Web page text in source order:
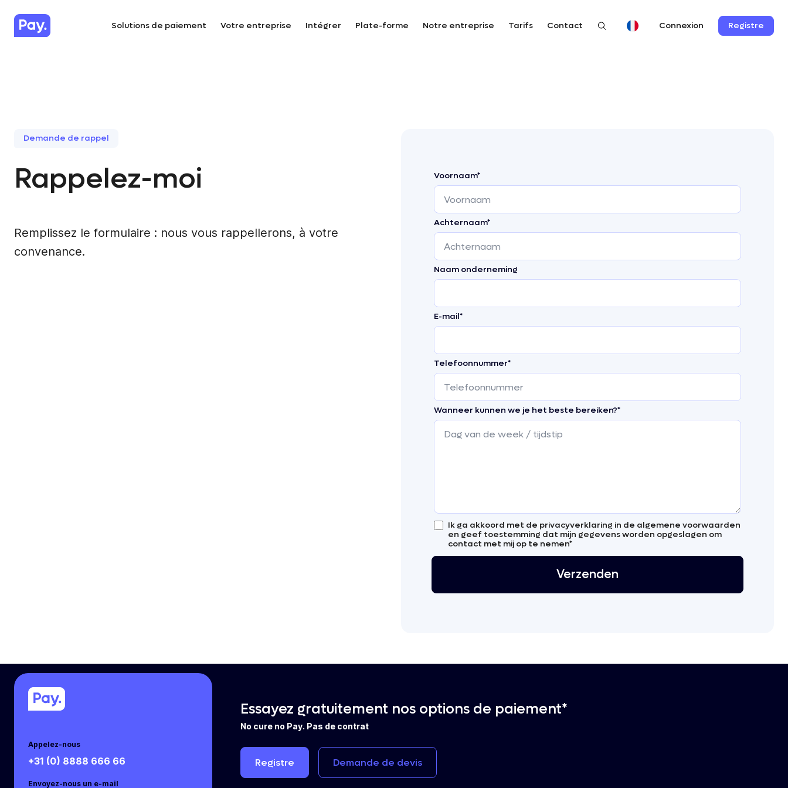
Solutions de paiement Votre entreprise Intégrer Plate-forme Notre entreprise Tarifs Contact Connexion Registre
Demande de rappel
Rappelez-moi
Remplissez le formulaire : nous vous rappellerons, à votre
convenance.
Voornaam*
Achternaam*
Naam onderneming
E-mail*
Telefoonnummer*
Wanneer kunnen we je het beste bereiken?*
Ik ga akkoord met de privacyverklaring in de algemene voorwaarden
en geef toestemming dat mijn gegevens worden opgeslagen om
contact met mij op te nemen*
Appelez-nous
+31 (0) 8888 666 66
Envoyez-nous un e-mail
Essayez gratuitement nos options de paiement*
No cure no Pay. Pas de contrat
Registre Demande de devis